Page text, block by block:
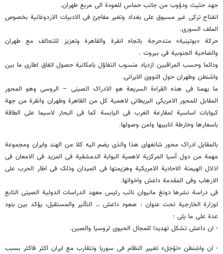
جهد حثیث ودؤوب من جانب حماس للعودة الى مربع طهران.
انفتاح ترکی غیر مسبوق على بغداد وتغیر مفاجئ فی الادبیات الاردوغانیة بخصوص
الملف السوری.
حرکة «بوتینیة» متدحرجة باتجاه انقرة والقاهرة وتعزیز للتحالف مع طهران
والضاحیة الجنوبیة فی بیروت .
ودائما وحسب المراقبین ازدیاد منسوب التفاؤل بامکانیة حصول اتفاق اطاری ما بین
واشنطن وطهران حول النووی الایرانی.
ما یهمنا فی هذه القراءة السریعة هو الادراک الصینی – الروسی وهو المحور
المقابل للمحور الامریکی البریطانی لاهمیة کل من القاهرة وطهران وانقرة من جهة
کبوابات اساسیة لمقارعة الغرب فی الیابسة کما فی البحار لاسیما على الطاقة
باسعارها وخارطة انابیبها وامن وصولها.
بالمقابل ادراک محور شانغهای هذا والذی یضم الیه کلا من الهند وایران ومجموعة
مهمة من دول آسیا المرکزیة لاهمیة البوابة الدمشقیة فی المزید فی الامعان فی
اذلال الهیمنة الاحادیة الامریکیة وهزیمتها فی المیدان وذلک فی اطار الحرب على
الارهاب وفی المقدمة داعش واخواتها.
فی دراسة نشرها دونغ مانیوان نائب رئیس معهد الدراسات الدولیة الصینی التابع
لوزارة الخارجیة تحت عنوان : صعود داعش … التأثیر والمستقبل، یؤکد بین بنود
عدة على ما یلی :
- ان داعش تشکل تهدیدا للمجال الحیوی لروسیا والصین.
- ان واشنطن «تؤجل» تغییر النظام فی سوریا وتتقارب مع ایران اکثر فاکثر بسبب